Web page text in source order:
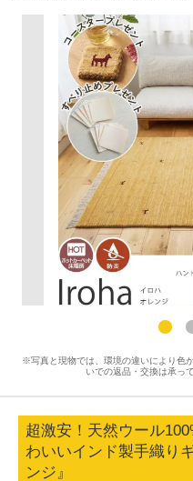
※写真と現物では、環境の違いにより色
いでの返品・交換は承っ
超激安！天然ウール
わいいインド製手織り
ンジ』